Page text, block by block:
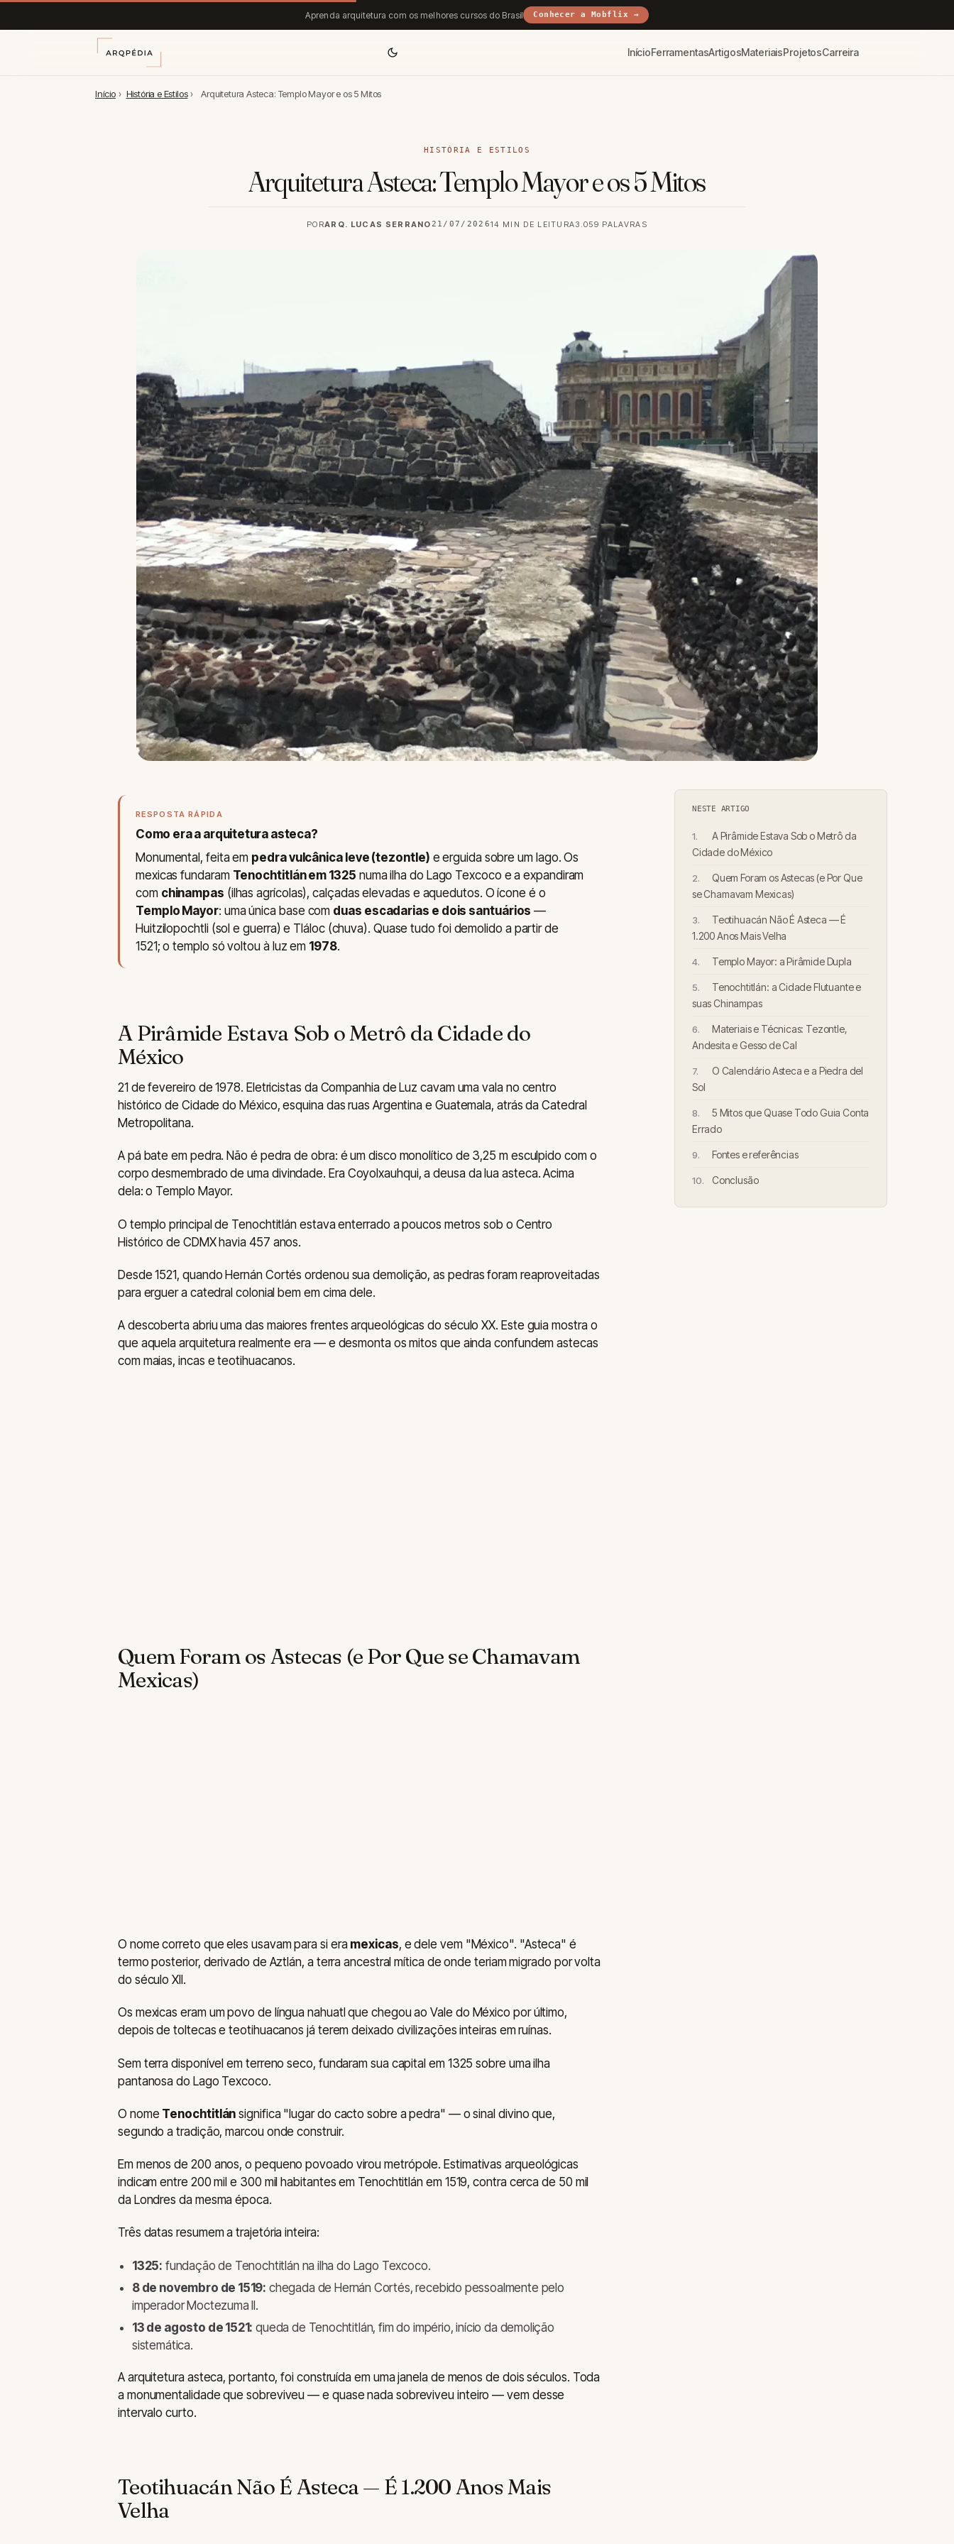
Aprenda arquitetura com os melhores cursos do Brasil Conhecer a Mobflix →
InícioFerramentasArtigosMateriaisProjetosCarreira
Início › História e Estilos › Arquitetura Asteca: Templo Mayor e os 5 Mitos
HISTÓRIA E ESTILOS
Arquitetura Asteca: Templo Mayor e os 5 Mitos
PORARQ. LUCAS SERRANO21/07/202614 MIN DE LEITURA3.059 PALAVRAS
RESPOSTA RÁPIDA
Como era a arquitetura asteca?
Monumental, feita em pedra vulcânica leve (tezontle) e erguida sobre um lago. Os
mexicas fundaram Tenochtitlán em 1325 numa ilha do Lago Texcoco e a expandiram
com chinampas (ilhas agrícolas), calçadas elevadas e aquedutos. O ícone é o
Templo Mayor: uma única base com duas escadarias e dois santuários —
Huitzilopochtli (sol e guerra) e Tláloc (chuva). Quase tudo foi demolido a partir de
1521; o templo só voltou à luz em 1978.
A Pirâmide Estava Sob o Metrô da Cidade do
México
21 de fevereiro de 1978. Eletricistas da Companhia de Luz cavam uma vala no centro
histórico de Cidade do México, esquina das ruas Argentina e Guatemala, atrás da Catedral
Metropolitana.
A pá bate em pedra. Não é pedra de obra: é um disco monolítico de 3,25 m esculpido com o
corpo desmembrado de uma divindade. Era Coyolxauhqui, a deusa da lua asteca. Acima
dela: o Templo Mayor.
O templo principal de Tenochtitlán estava enterrado a poucos metros sob o Centro
Histórico de CDMX havia 457 anos.
Desde 1521, quando Hernán Cortés ordenou sua demolição, as pedras foram reaproveitadas
para erguer a catedral colonial bem em cima dele.
A descoberta abriu uma das maiores frentes arqueológicas do século XX. Este guia mostra o
que aquela arquitetura realmente era — e desmonta os mitos que ainda confundem astecas
com maias, incas e teotihuacanos.
Quem Foram os Astecas (e Por Que se Chamavam
Mexicas)
O nome correto que eles usavam para si era mexicas, e dele vem "México". "Asteca" é
termo posterior, derivado de Aztlán, a terra ancestral mítica de onde teriam migrado por volta
do século XII.
Os mexicas eram um povo de língua nahuatl que chegou ao Vale do México por último,
depois de toltecas e teotihuacanos já terem deixado civilizações inteiras em ruínas.
Sem terra disponível em terreno seco, fundaram sua capital em 1325 sobre uma ilha
pantanosa do Lago Texcoco.
O nome Tenochtitlán significa "lugar do cacto sobre a pedra" — o sinal divino que,
segundo a tradição, marcou onde construir.
Em menos de 200 anos, o pequeno povoado virou metrópole. Estimativas arqueológicas
indicam entre 200 mil e 300 mil habitantes em Tenochtitlán em 1519, contra cerca de 50 mil
da Londres da mesma época.
Três datas resumem a trajetória inteira:
1325: fundação de Tenochtitlán na ilha do Lago Texcoco.
8 de novembro de 1519: chegada de Hernán Cortés, recebido pessoalmente pelo
imperador Moctezuma II.
13 de agosto de 1521: queda de Tenochtitlán, fim do império, início da demolição
sistemática.
A arquitetura asteca, portanto, foi construída em uma janela de menos de dois séculos. Toda
a monumentalidade que sobreviveu — e quase nada sobreviveu inteiro — vem desse
intervalo curto.
Teotihuacán Não É Asteca — É 1.200 Anos Mais
Velha
NESTE ARTIGO
A Pirâmide Estava Sob o Metrô da
Cidade do México
Quem Foram os Astecas (e Por Que
se Chamavam Mexicas)
Teotihuacán Não É Asteca — É
1.200 Anos Mais Velha
Templo Mayor: a Pirâmide Dupla
Tenochtitlán: a Cidade Flutuante e
suas Chinampas
Materiais e Técnicas: Tezontle,
Andesita e Gesso de Cal
O Calendário Asteca e a Piedra del
Sol
5 Mitos que Quase Todo Guia Conta
Errado
Fontes e referências
Conclusão